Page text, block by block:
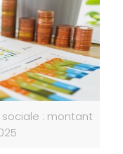
: montant